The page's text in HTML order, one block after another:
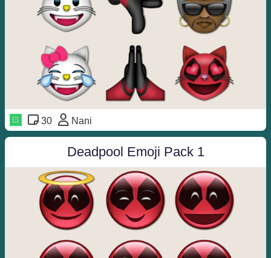
30 Nani
Deadpool Emoji Pack 1